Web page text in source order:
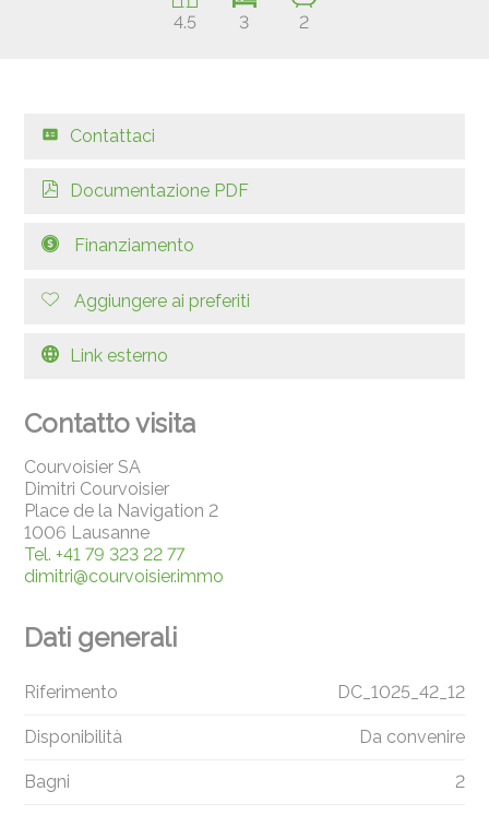
4.5 3 2
Contattaci
Documentazione PDF
Finanziamento
Aggiungere ai preferiti
Link esterno
Contatto visita
Courvoisier SA
Dimitri Courvoisier
Place de la Navigation 2
1006 Lausanne
Tel. +41 79 323 22 77
dimitri@courvoisier.immo
Dati generali
Riferimento DC_1025_42_12
Disponibilità Da convenire
Bagni 2